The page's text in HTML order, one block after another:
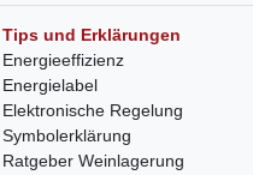
Tips und Erklärungen
Energieeffizienz
Energielabel
Elektronische Regelung
Symbolerklärung
Ratgeber Weinlagerung